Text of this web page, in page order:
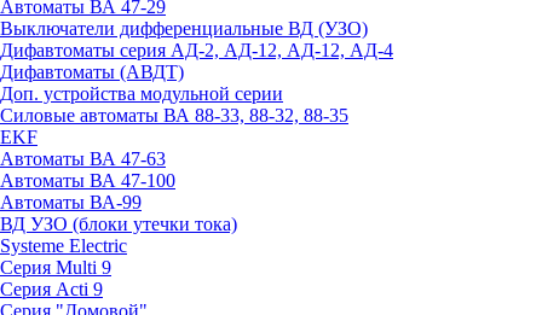
Автоматы ВА 47-29
Выключатели дифференциальные ВД (УЗО)
Дифавтоматы серия АД-2, АД-12, АД-12, АД-4
Дифавтоматы (АВДТ)
Доп. устройства модульной серии
Силовые автоматы ВА 88-33, 88-32, 88-35
EKF
Автоматы ВА 47-63
Автоматы ВА 47-100
Автоматы ВА-99
ВД УЗО (блоки утечки тока)
Systeme Electric
Серия Multi 9
Серия Acti 9
Серия "Домовой"